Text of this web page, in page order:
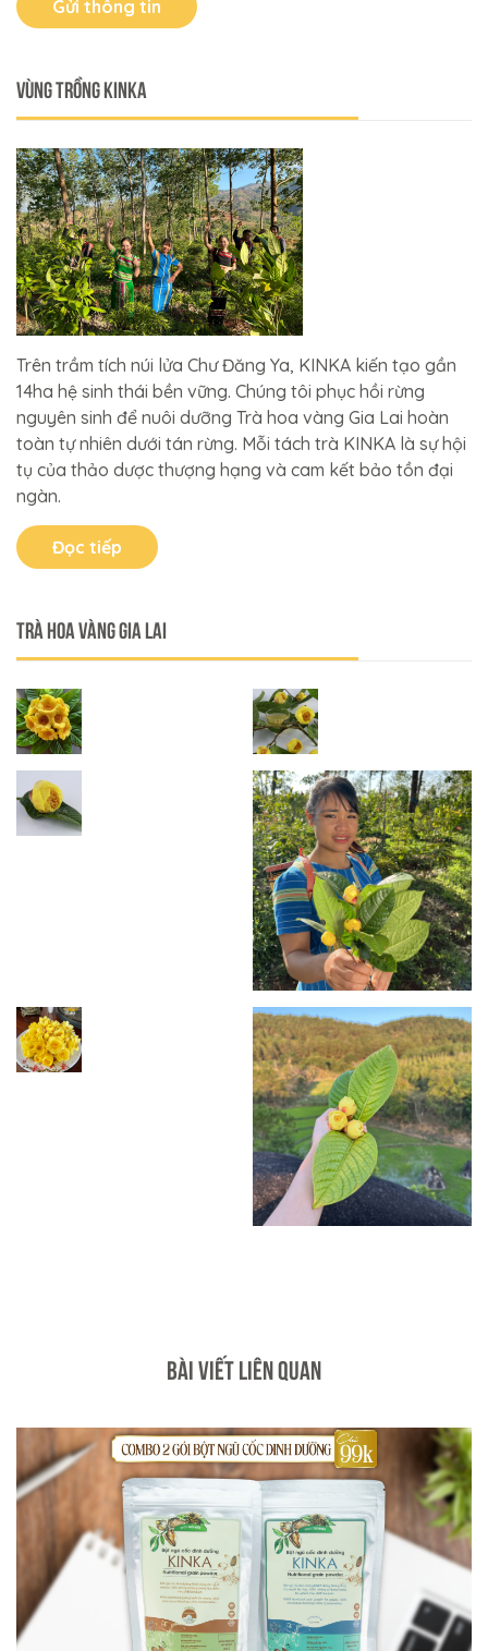
Gửi thông tin
VÙNG TRỒNG KINKA
Trên trầm tích núi lửa Chư Đăng Ya, KINKA kiến tạo gần
14ha hệ sinh thái bền vững. Chúng tôi phục hồi rừng
nguyên sinh để nuôi dưỡng Trà hoa vàng Gia Lai hoàn
toàn tự nhiên dưới tán rừng. Mỗi tách trà KINKA là sự hội
tụ của thảo dược thượng hạng và cam kết bảo tồn đại
ngàn.
Đọc tiếp
Trà Hoa Vàng Gia Lai
BÀI VIẾT LIÊN QUAN